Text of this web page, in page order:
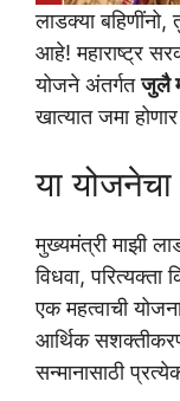
लाडक्या
आहे! महाराष्ट्र
योजने अंतर्गतजुलै
खात्यात जमा
या योजनेचा
मुख्यमंत्री माझी
विधवा,
एक महत्वाची
आर्थिक
सन्मानासाठी